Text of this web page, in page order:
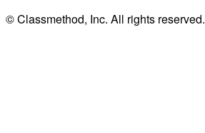
© Classmethod, Inc. All rights reserved.